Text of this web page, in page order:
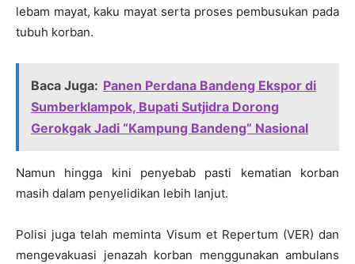
lebam mayat, kaku mayat serta proses pembusukan pada
tubuh korban.
Baca Juga: Panen Perdana Bandeng Ekspor di
Sumberklampok, Bupati Sutjidra Dorong
Gerokgak Jadi “Kampung Bandeng” Nasional
Namun hingga kini penyebab pasti kematian korban
masih dalam penyelidikan lebih lanjut.
Polisi juga telah meminta Visum et Repertum (VER) dan
mengevakuasi jenazah korban menggunakan ambulans